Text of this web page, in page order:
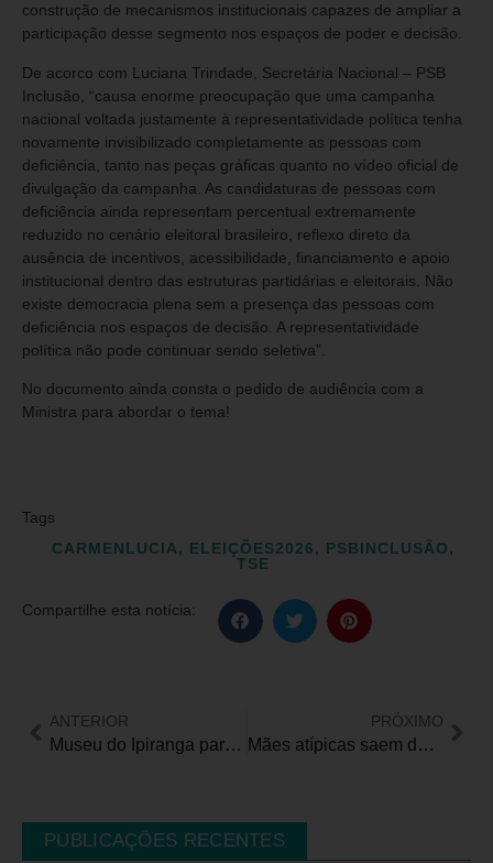
construção de mecanismos institucionais capazes de ampliar a
participação desse segmento nos espaços de poder e decisão.
De acorco com Luciana Trindade, Secretária Nacional – PSB
Inclusão, “causa enorme preocupação que uma campanha
nacional voltada justamente à representatividade política tenha
novamente invisibilizado completamente as pessoas com
deficiência, tanto nas peças gráficas quanto no vídeo oficial de
divulgação da campanha. As candidaturas de pessoas com
deficiência ainda representam percentual extremamente
reduzido no cenário eleitoral brasileiro, reflexo direto da
ausência de incentivos, acessibilidade, financiamento e apoio
institucional dentro das estruturas partidárias e eleitorais. Não
existe democracia plena sem a presença das pessoas com
deficiência nos espaços de decisão. A representatividade
política não pode continuar sendo seletiva”.
No documento ainda consta o pedido de audiência com a
Ministra para abordar o tema!
Tags
CARMENLUCIA, ELEIÇÕES2026, PSBINCLUSÃO,
TSE
Compartilhe esta notícia:
ANTERIOR
Museu do Ipiranga participa da Virada Cultural e oferece visitas mediadas e espetáculo sobre humor e acessibilidade
PRÓXIMO
Mães atípicas saem do Brasil em busca de melhores condições e qualidade de vida para as crianças
PUBLICAÇÕES RECENTES